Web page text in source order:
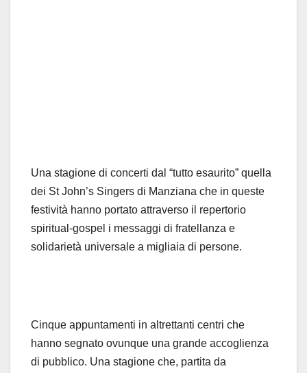
Una stagione di concerti dal “tutto esaurito” quella
dei St John’s Singers di Manziana che in queste
festività hanno portato attraverso il repertorio
spiritual-gospel i messaggi di fratellanza e
solidarietà universale a migliaia di persone.
Cinque appuntamenti in altrettanti centri che
hanno segnato ovunque una grande accoglienza
di pubblico. Una stagione che, partita da